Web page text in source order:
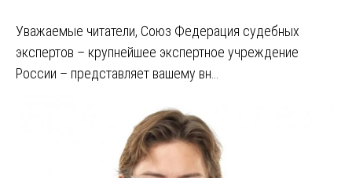
Уважаемые читатели, Союз Федерация судебных
экспертов – крупнейшее экспертное учреждение
России – представляет вашему вн…